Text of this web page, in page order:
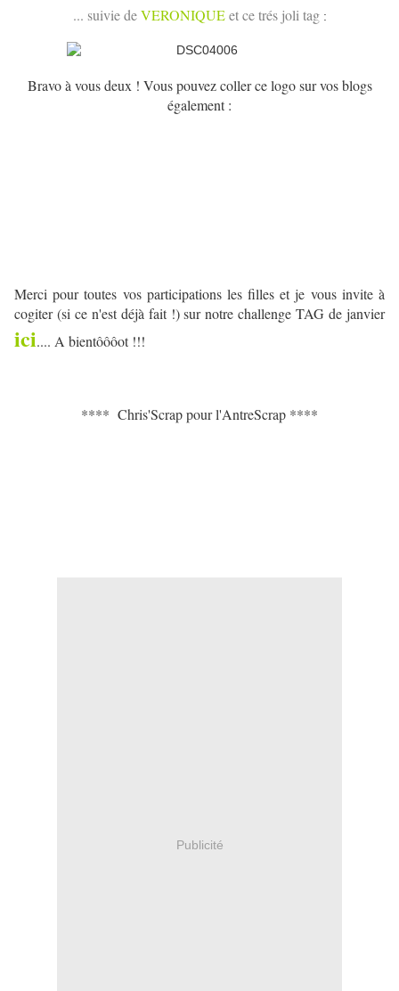
... suivie de VERONIQUE et ce trés joli tag:
Bravo à vous deux ! Vous pouvez coller ce logo sur vos blogs
également :
Merci pour toutes vos participations les filles et je vous invite à
cogiter (si ce n'est déjà fait !) sur notre challenge TAG de janvier
ici.... A bientôôôot !!!
**** Chris'Scrap pour l'AntreScrap ****
Publicité